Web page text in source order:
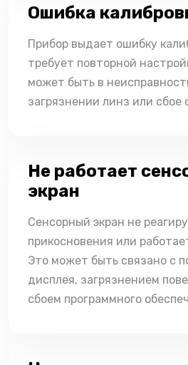
Ошибка
Прибор выдает ошибку
требует повторной
может быть в
загрязнении линз или сбое
Не работает
экран
Сенсорный экран не
прикосновения или
Это может быть связано с
дисплея, загрязнением
сбоем программного